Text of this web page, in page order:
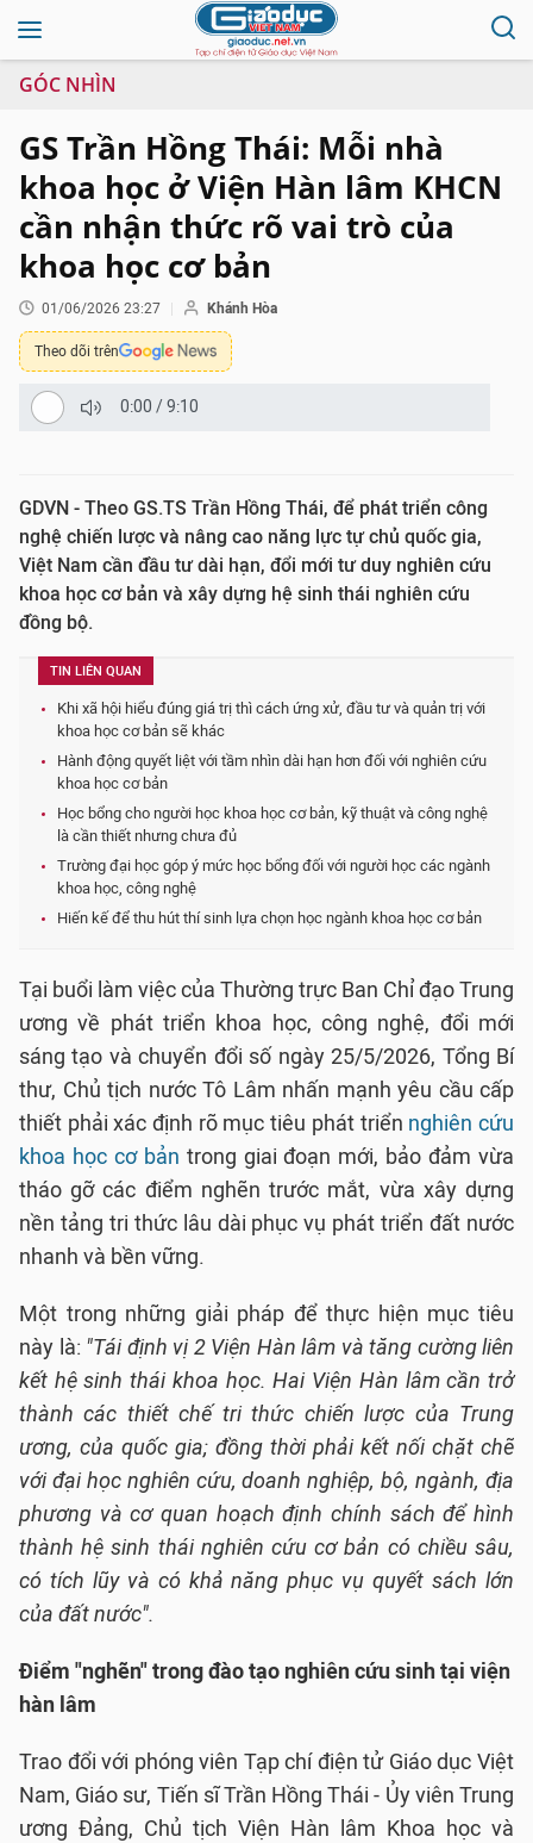
GÓC NHÌN
GS Trần Hồng Thái: Mỗi nhà
khoa học ở Viện Hàn lâm KHCN
cần nhận thức rõ vai trò của
khoa học cơ bản
01/06/2026 23:27 Khánh Hòa
Theo dõi trên
0:00 /9:10
GDVN - Theo GS.TS Trần Hồng Thái, để phát triển công
nghệ chiến lược và nâng cao năng lực tự chủ quốc gia,
Việt Nam cần đầu tư dài hạn, đổi mới tư duy nghiên cứu
khoa học cơ bản và xây dựng hệ sinh thái nghiên cứu
đồng bộ.
TIN LIÊN QUAN
Khi xã hội hiểu đúng giá trị thì cách ứng xử, đầu tư và quản trị với
khoa học cơ bản sẽ khác
Hành động quyết liệt với tầm nhìn dài hạn hơn đối với nghiên cứu
khoa học cơ bản
Học bổng cho người học khoa học cơ bản, kỹ thuật và công nghệ
là cần thiết nhưng chưa đủ
Trường đại học góp ý mức học bổng đối với người học các ngành
khoa học, công nghệ
Hiến kế để thu hút thí sinh lựa chọn học ngành khoa học cơ bản
Tại buổi làm việc của Thường trực Ban Chỉ đạo Trung
ương về phát triển khoa học, công nghệ, đổi mới
sáng tạo và chuyển đổi số ngày 25/5/2026, Tổng Bí
thư, Chủ tịch nước Tô Lâm nhấn mạnh yêu cầu cấp
thiết phải xác định rõ mục tiêu phát triển nghiên cứu
khoa học cơ bản trong giai đoạn mới, bảo đảm vừa
tháo gỡ các điểm nghẽn trước mắt, vừa xây dựng
nền tảng tri thức lâu dài phục vụ phát triển đất nước
nhanh và bền vững.
Một trong những giải pháp để thực hiện mục tiêu
này là: "Tái định vị 2 Viện Hàn lâm và tăng cường liên
kết hệ sinh thái khoa học. Hai Viện Hàn lâm cần trở
thành các thiết chế tri thức chiến lược của Trung
ương, của quốc gia; đồng thời phải kết nối chặt chẽ
với đại học nghiên cứu, doanh nghiệp, bộ, ngành, địa
phương và cơ quan hoạch định chính sách để hình
thành hệ sinh thái nghiên cứu cơ bản có chiều sâu,
có tích lũy và có khả năng phục vụ quyết sách lớn
của đất nước".
Điểm "nghẽn" trong đào tạo nghiên cứu sinh tại viện
hàn lâm
Trao đổi với phóng viên Tạp chí điện tử Giáo dục Việt
Nam, Giáo sư, Tiến sĩ Trần Hồng Thái - Ủy viên Trung
ương Đảng, Chủ tịch Viện Hàn lâm Khoa học và